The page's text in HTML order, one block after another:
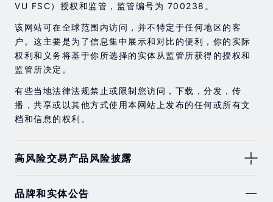
VU FSC）授权和监管，监管编号为 700238。
该网站可在全球范围内访问，并不特定于任何地区的客
户。这主要是为了信息集中展示和对比的便利，你的实际
权利和义务将基于你所选择的实体从监管所获得的授权和
监管所决定。
有些当地法律法规禁止或限制您访问，下载，分发，传
播，共享或以其他方式使用本网站上发布的任何或所有文
档和信息的权利。
高风险交易产品风险披露
券，期货，差价合约和其他金融产品交易涉及高风险，可
品牌和实体公告